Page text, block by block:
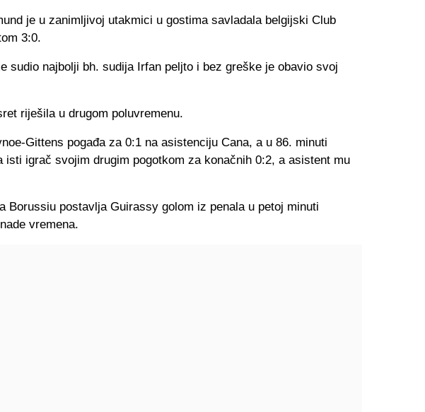
je u zanimljivoj utakmici u gostima savladala belgijski Club
3:0.
sudio najbolji bh. sudija Irfan peljto i bez greške je obavio svoj
riješila u drugom poluvremenu.
Gittens pogađa za 0:1 na asistenciju Cana, a u 86. minuti
isti igrač svojim drugim pogotkom za konačnih 0:2, a asistent mu
Borussiu postavlja Guirassy golom iz penala u petoj minuti
vremena.